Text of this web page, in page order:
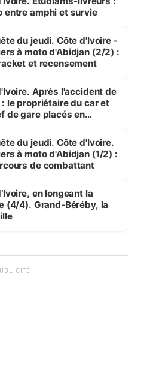
entre amphi et survie
du jeudi. Côte d'Ivoire -
à moto d'Abidjan (2/2) :
et recensement
Après l'accident de
: le propriétaire du car et
de gare placés en
du jeudi. Côte d'Ivoire.
à moto d'Abidjan (1/2) :
de combattant
en longeant la
(4/4). Grand-Béréby, la